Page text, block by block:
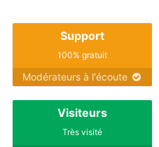
Support
100% gratuit
Modérateurs à l'écoute
Visiteurs
Très visité